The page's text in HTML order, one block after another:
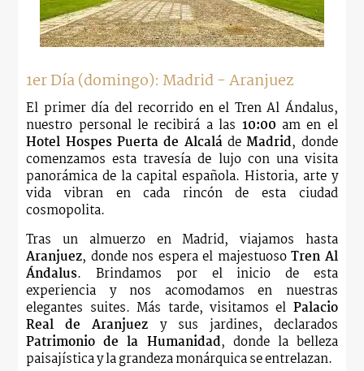
1er Día (domingo): Madrid - Aranjuez
El primer día del recorrido en el Tren Al Ándalus,
nuestro personal le recibirá a las 10:00 amen el
Hotel Hospes Puerta de Alcaláde Madrid, donde
comenzamos esta travesía de lujo con una visita
panorámica de la capital española. Historia, arte y
vida vibran en cada rincón de esta ciudad
cosmopolita.
Tras un almuerzo en Madrid, viajamos hasta
Aranjuez, donde nos espera el majestuosoTren Al
Ándalus. Brindamos por el inicio de esta
experiencia y nos acomodamos en nuestras
elegantes suites. Más tarde, visitamos el Palacio
Real de Aranjuez y sus jardines, declarados
Patrimonio de la Humanidad, donde la belleza
paisajística y la grandeza monárquica se entrelazan.